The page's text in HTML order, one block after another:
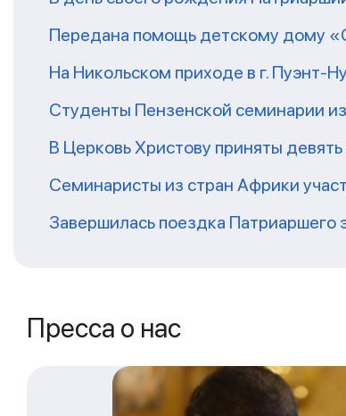
Передана помощь детскому дому
На Никольском приходе в г. Пуэнт-
Студенты Пензенской семинарии
В Церковь Христову приняты
Семинаристы из стран Африки
Завершилась поездка Патриаршего
Пресса о нас